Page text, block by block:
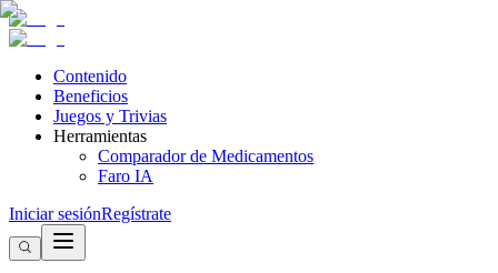
Contenido
Beneficios
Juegos y Trivias
Herramientas
Comparador de Medicamentos
Faro IA
Iniciar sesiónRegístrate